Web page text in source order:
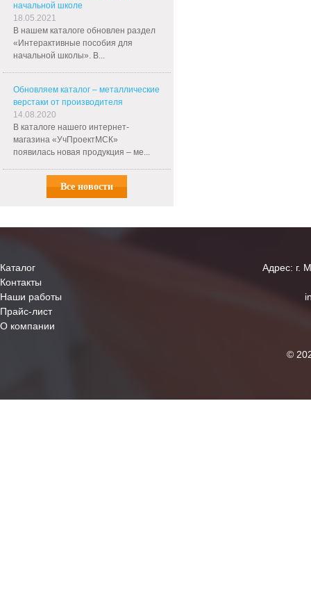
начальной школе
18.05.2021
В нашем каталоге обновлен раздел
«Интерактивные пособия для
начальной школы». В...
Обновляем каталог – металлические
верстаки от производителя
14.08.2020
В каталоге нашего интернет-
магазина «УчПроектМСК»
появилась новая продукция – ме...
Все новости
Каталог
Контакты
Наши работы
Прайс-лист
О компании
Адрес: г.
©